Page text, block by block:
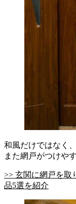
和風だけではなく
また網戸がつけや
>> 玄関に網戸を取
品5選を紹介